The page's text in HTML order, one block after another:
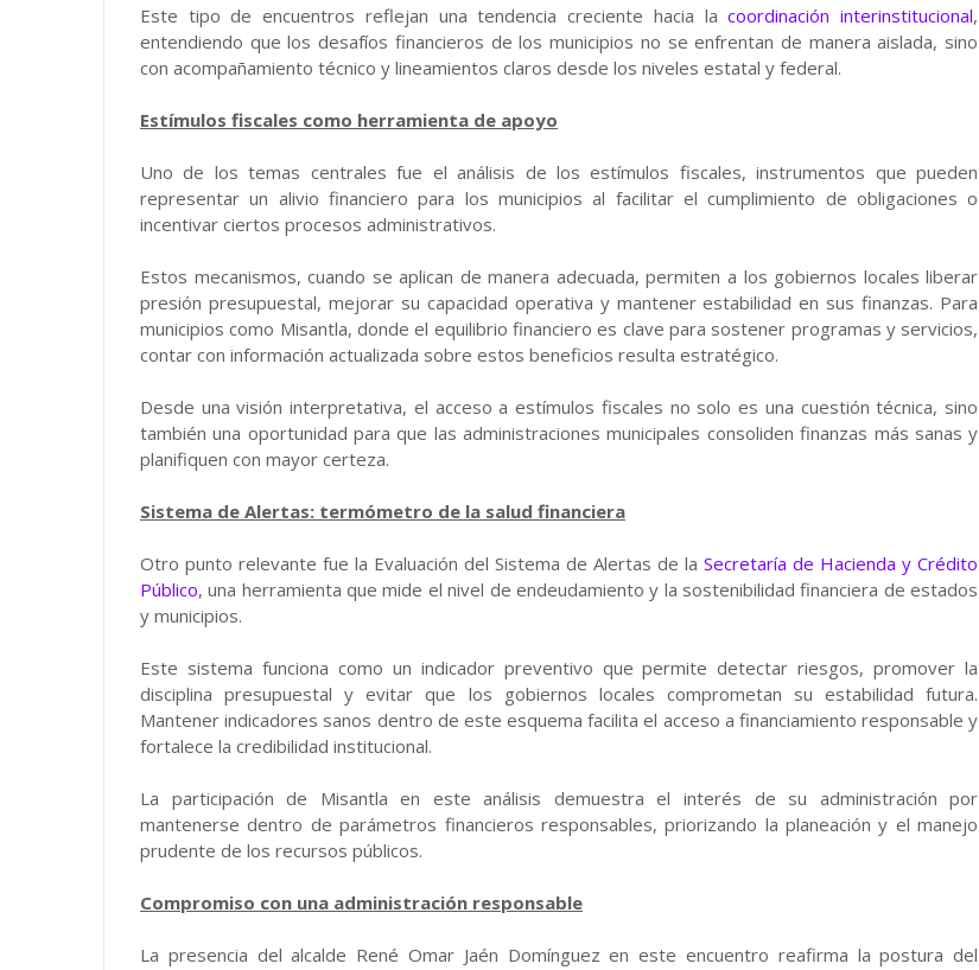
Este tipo de encuentros reflejan una tendencia creciente hacia lacoordinación interinstitucional,
entendiendo que los desafíos financieros de los municipios no se enfrentan de manera aislada, sino
con acompañamiento técnico y lineamientos claros desde los niveles estatal y federal.
Estímulos fiscales como herramienta de apoyo
Uno de los temas centrales fue el análisis de los estímulos fiscales, instrumentos que pueden
representar un alivio financiero para los municipios al facilitar el cumplimiento de obligaciones o
incentivar ciertos procesos administrativos.
Estos mecanismos, cuando se aplican de manera adecuada, permiten a los gobiernos locales liberar
presión presupuestal, mejorar su capacidad operativa y mantener estabilidad en sus finanzas. Para
municipios como Misantla, donde el equilibrio financiero es clave para sostener programas y servicios,
contar con información actualizada sobre estos beneficios resulta estratégico.
Desde una visión interpretativa, el acceso a estímulos fiscales no solo es una cuestión técnica, sino
también una oportunidad para que las administraciones municipales consoliden finanzas más sanas y
planifiquen con mayor certeza.
Sistema de Alertas: termómetro de la salud financiera
Otro punto relevante fue la Evaluación del Sistema de Alertas de laSecretaría de Hacienda y Crédito
Público, una herramienta que mide el nivel de endeudamiento y la sostenibilidad financiera de estados
y municipios.
Este sistema funciona como un indicador preventivo que permite detectar riesgos, promover la
disciplina presupuestal y evitar que los gobiernos locales comprometan su estabilidad futura.
Mantener indicadores sanos dentro de este esquema facilita el acceso a financiamiento responsable y
fortalece la credibilidad institucional.
La participación de Misantla en este análisis demuestra el interés de su administración por
mantenerse dentro de parámetros financieros responsables, priorizando la planeación y el manejo
prudente de los recursos públicos.
Compromiso con una administración responsable
La presencia del alcalde René Omar Jaén Domínguez en este encuentro reafirma la postura del